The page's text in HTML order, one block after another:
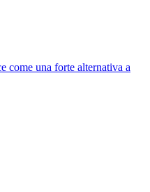
una forte alternativa a